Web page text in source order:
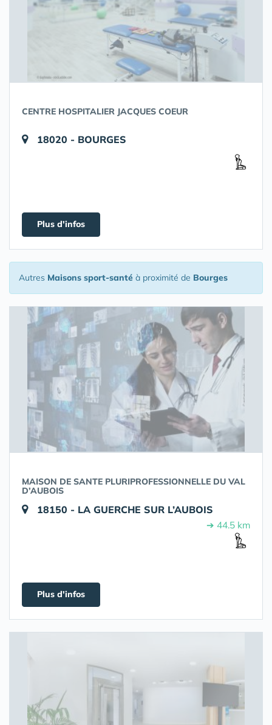
CENTRE HOSPITALIER JACQUES COEUR
18020 - BOURGES
Plus d'infos
Autres Maisons sport-santé à proximité de Bourges
MAISON DE SANTE PLURIPROFESSIONNELLE DU VAL
D’AUBOIS
18150 - LA GUERCHE SUR L’AUBOIS
➔ 44.5 km
Plus d'infos